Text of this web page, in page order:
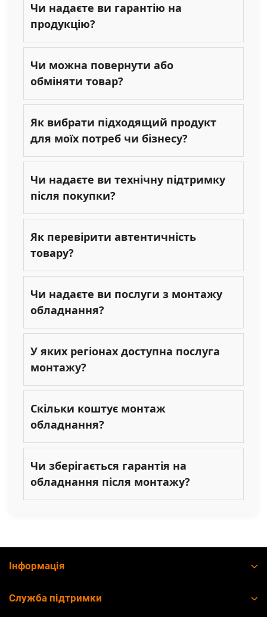
Чи надаєте ви гарантію на
продукцію?
Чи можна повернути або
обміняти товар?
Як вибрати підходящий продукт
для моїх потреб чи бізнесу?
Чи надаєте ви технічну підтримку
після покупки?
Як перевірити автентичність
товару?
Чи надаєте ви послуги з монтажу
обладнання?
У яких регіонах доступна послуга
монтажу?
Скільки коштує монтаж
обладнання?
Чи зберігається гарантія на
обладнання після монтажу?
Інформація
Служба підтримки